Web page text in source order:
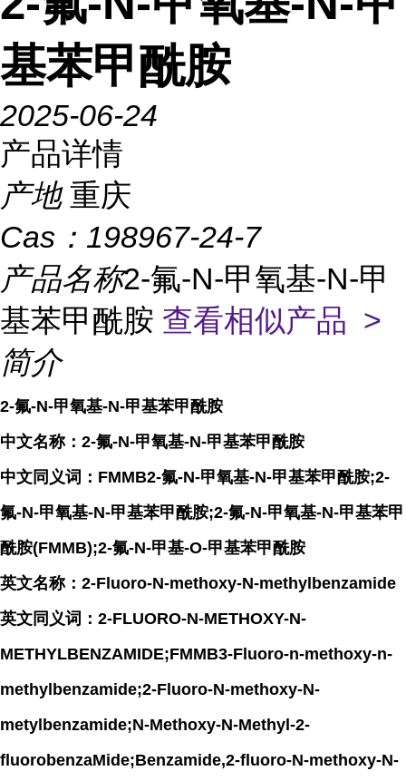
基苯甲酰胺
2025-06-24
产品详情
产地 重庆
Cas： 198967-24-7
产品名称2-氟-N-甲氧基-N-甲
基苯甲酰胺 查看相似产品 >
简介
2-氟-N-甲氧基-N-甲基苯甲酰胺
中文名称：2-氟-N-甲氧基-N-甲基苯甲酰胺
中文同义词：FMMB2-氟-N-甲氧基-N-甲基苯甲酰胺;2-
氟-N-甲氧基-N-甲基苯甲酰胺;2-氟-N-甲氧基-N-甲基苯甲
酰胺(FMMB);2-氟-N-甲基-O-甲基苯甲酰胺
英文名称：2-Fluoro-N-methoxy-N-methylbenzamide
英文同义词：2-FLUORO-N-METHOXY-N-
METHYLBENZAMIDE;FMMB3-Fluoro-n-methoxy-n-
methylbenzamide;2-Fluoro-N-methoxy-N-
metylbenzamide;N-Methoxy-N-Methyl-2-
fluorobenzaMide;Benzamide,2-fluoro-N-methoxy-N-